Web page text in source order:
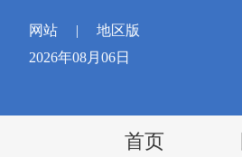
网站 |
地区版
2026年08月06日
首页